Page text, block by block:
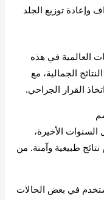
وإعادة توزيع الجلد
العالمية في هذه
الجمالية، مع
القرار الجراحي.
الأخيرة،
طبيعية وآمنة. من
في بعض الحالات